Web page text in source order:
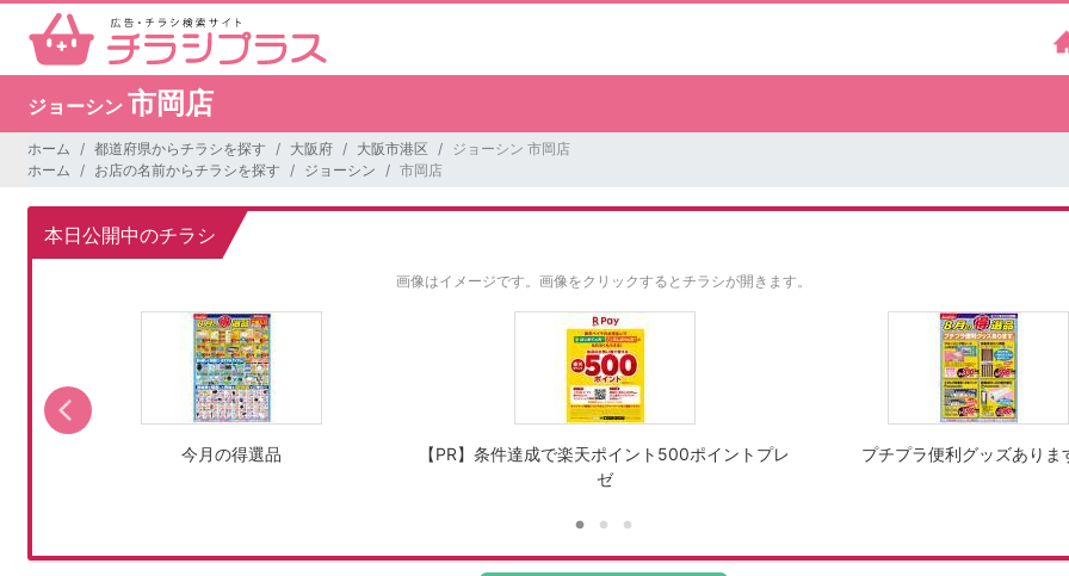
ジョーシン 市岡店
ホーム 都道府県からチラシを探す 大阪府 大阪市港区
ジョーシン 市岡店
ホーム
お店の名前からチラシを探す ジョーシン 市岡店
本日公開中のチラシ
画像はイメージです。 画像をクリックするとチラシが開きます。
今月の得選品
【PR】条件達成で楽天ポイント500ポイントプレ
ゼ
プチプラ便利グッズありま